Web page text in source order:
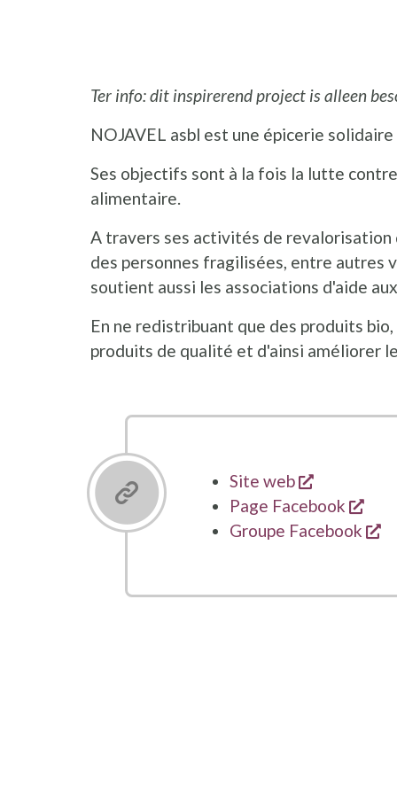
Ter info: dit inspirerend project is alleen
NOJAVEL asbl est une épicerie
Ses objectifs sont à la fois la lutte
alimentaire.
A travers ses activités de revalorisation
des personnes fragilisées, entre autres
soutient aussi les associations d'aide
En ne redistribuant que des produits
produits de qualité et d'ainsi améliorer
Site web
opent een
Page Facebook
Groupe Facebook